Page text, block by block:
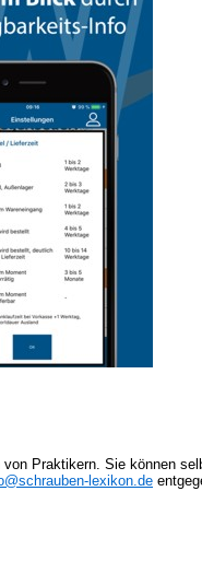
Praktikern. Sie können
lexikon.de